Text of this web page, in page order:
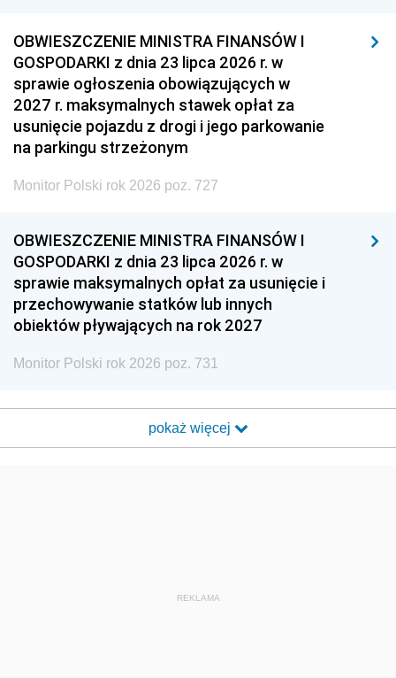
OBWIESZCZENIE MINISTRA FINANSÓW I
GOSPODARKI z dnia 23 lipca 2026 r. w
sprawie ogłoszenia obowiązujących w
2027 r. maksymalnych stawek opłat za
usunięcie pojazdu z drogi i jego parkowanie
na parkingu strzeżonym
Monitor Polski rok 2026 poz. 727
OBWIESZCZENIE MINISTRA FINANSÓW I
GOSPODARKI z dnia 23 lipca 2026 r. w
sprawie maksymalnych opłat za usunięcie i
przechowywanie statków lub innych
obiektów pływających na rok 2027
Monitor Polski rok 2026 poz. 731
pokaż więcej
REKLAMA